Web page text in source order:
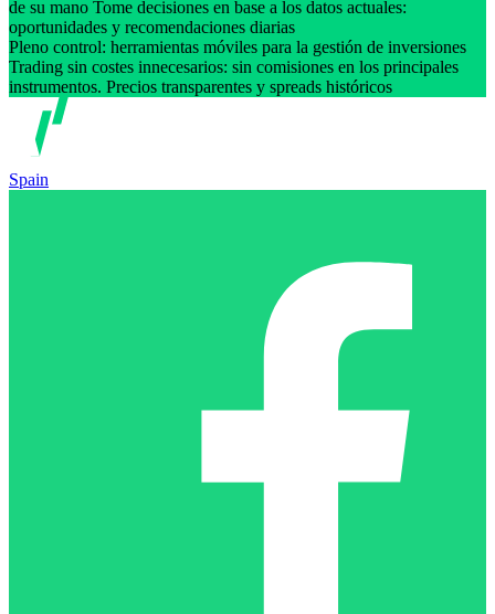
de su mano Tome decisiones en base a los datos actuales:
oportunidades y recomendaciones diarias
Pleno control: herramientas móviles para la gestión de inversiones
Trading sin costes innecesarios: sin comisiones en los principales
instrumentos. Precios transparentes y spreads históricos
Spain